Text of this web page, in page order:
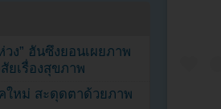
ง” ฮันซึงยอนเผยภาพ
ยเรื่องสุขภาพ
ใหม่ สะดุดตาด้วยภาพ